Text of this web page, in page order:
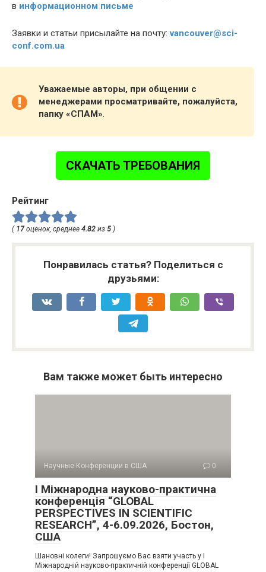
в информационном письме
Заявки и статьи присылайте на почту:vancouver@sci-
conf.com.ua
Уважаемые авторы, при общении с
менеджерами просматривайте, пожалуйста,
папку «СПАМ».
СКАЧАТЬ ТРЕБОВАНИЯ
Рейтинг
( 17оценок, среднее 4.82 из 5 )
Понравилась статья? Поделиться с
друзьями:
Вам также может быть интересно
Научные Конференции в США 0
I Міжнародна науково-практична
конференція “GLOBAL
PERSPECTIVES IN SCIENTIFIC
RESEARCH”, 4-6.09.2026, Бостон,
США
Шановні колеги! Запрошуємо Вас взяти участь у I
Міжнародній науково-практичній конференції GLOBAL